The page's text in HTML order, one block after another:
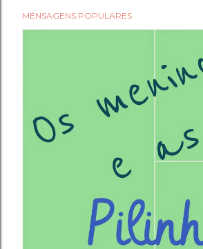
MENSAGENS POPULARES